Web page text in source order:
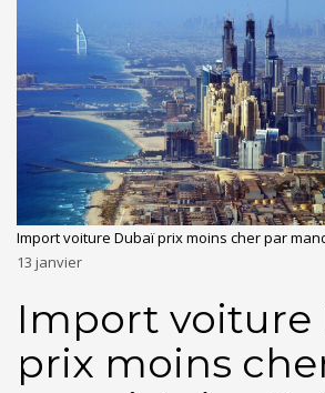
Import voiture Dubaï prix moins cher par
13 janvier
Import voiture
prix moins